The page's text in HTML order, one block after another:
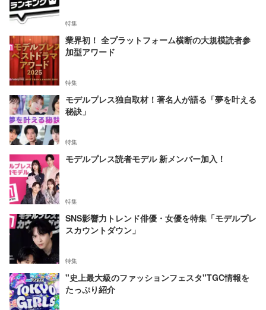
特集
業界初！ 全プラットフォーム横断の大規模読者参
加型アワード
特集
モデルプレス独自取材！著名人が語る「夢を叶える
秘訣」
特集
モデルプレス読者モデル 新メンバー加入！
特集
SNS影響力トレンド俳優・女優を特集「モデルプレ
スカウントダウン」
特集
"史上最大級のファッションフェスタ"TGC情報を
たっぷり紹介